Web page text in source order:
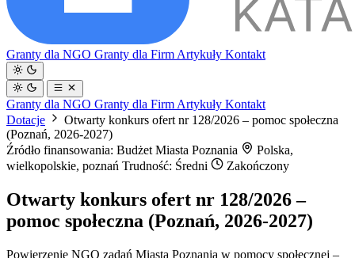
Granty dla NGO Granty dla Firm Artykuły Kontakt
Granty dla NGO Granty dla Firm Artykuły Kontakt
Dotacje
Otwarty konkurs ofert nr 128/2026 – pomoc społeczna
(Poznań, 2026-2027)
Źródło finansowania: Budżet Miasta Poznania
Polska,
wielkopolskie, poznań Trudność: Średni Zakończony
Otwarty konkurs ofert nr 128/2026 –
pomoc społeczna (Poznań, 2026-2027)
Powierzenie NGO zadań Miasta Poznania w pomocy społecznej –